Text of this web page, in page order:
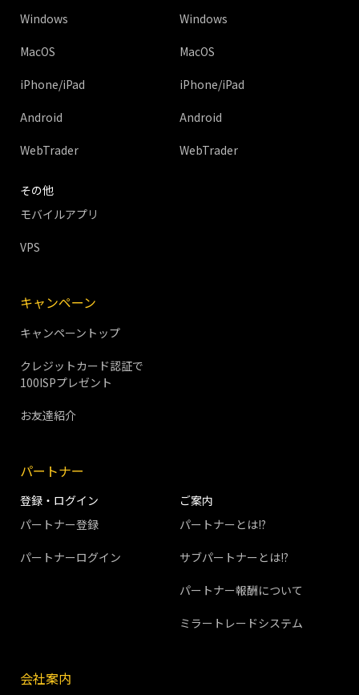
Windows
MacOS
iPhone/iPad
Android
WebTrader
Windows
MacOS
iPhone/iPad
Android
WebTrader
その他
モバイルアプリ
VPS
キャンペーン
キャンペーントップ
クレジットカード認証で
100ISPプレゼント
お友達紹介
パートナー
登録・ログイン
パートナー登録
パートナーログイン
ご案内
パートナーとは!?
サブパートナーとは!?
パートナー報酬について
ミラートレードシステム
会社案内